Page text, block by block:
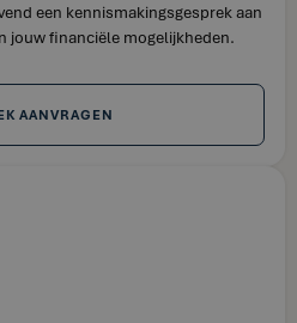
een kennismakingsgesprek aan
jouw financiële mogelijkheden.
AANVRAGEN